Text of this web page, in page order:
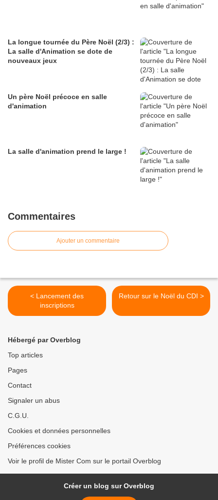
La longue tournée du Père Noël (2/3) :
La salle d'Animation se dote de
nouveaux jeux
Un père Noël précoce en salle
d'animation
La salle d'animation prend le large !
Commentaires
Ajouter un commentaire
< Lancement des
inscriptions
Retour sur le Noël du CDI >
Hébergé par Overblog
Top articles
Pages
Contact
Signaler un abus
C.G.U.
Cookies et données personnelles
Préférences cookies
Voir le profil de Mister Com sur le portail Overblog
Créer un blog sur Overblog